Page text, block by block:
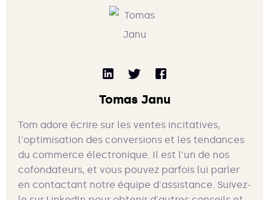
Tomas Janu
Tom adore écrire sur les ventes incitatives,
l'optimisation des conversions et les tendances
du commerce électronique. Il est l'un de nos
cofondateurs, et vous pouvez parfois lui parler
en contactant notre équipe d'assistance. Suivez-